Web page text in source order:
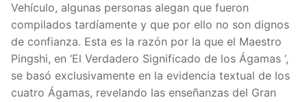
Vehículo, algunas personas alegan que fueron
compilados tardíamente y que por ello no son dignos
de confianza. Esta es la razón por la que el Maestro
Pingshi, en ‘El Verdadero Significado de los Ágamas ‘,
se basó exclusivamente en la evidencia textual de los
cuatro Ágamas, revelando las enseñanzas del Gran